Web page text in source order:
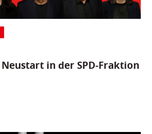
in der SPD-Fraktion